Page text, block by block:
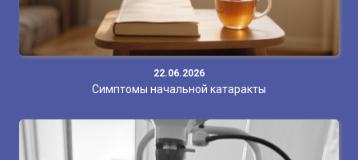
22.06.2026
Симптомы начальной катаракты